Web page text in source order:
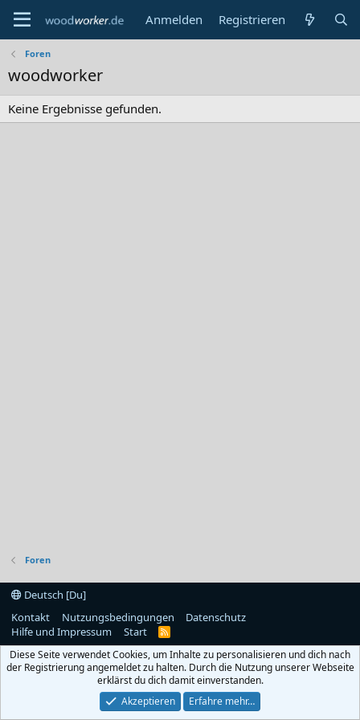
Anmelden Registrieren
Foren
woodworker
Keine Ergebnisse gefunden.
Foren
Deutsch [Du]
Kontakt
Nutzungsbedingungen
Datenschutz
Hilfe und Impressum
Start
R
S
Diese Seite verwendet Cookies, um Inhalte zu personalisieren und dich nach
der Registrierung angemeldet zu halten. Durch die Nutzung unserer Webseite
erklärst du dich damit einverstanden.
Akzeptieren
Erfahre mehr…